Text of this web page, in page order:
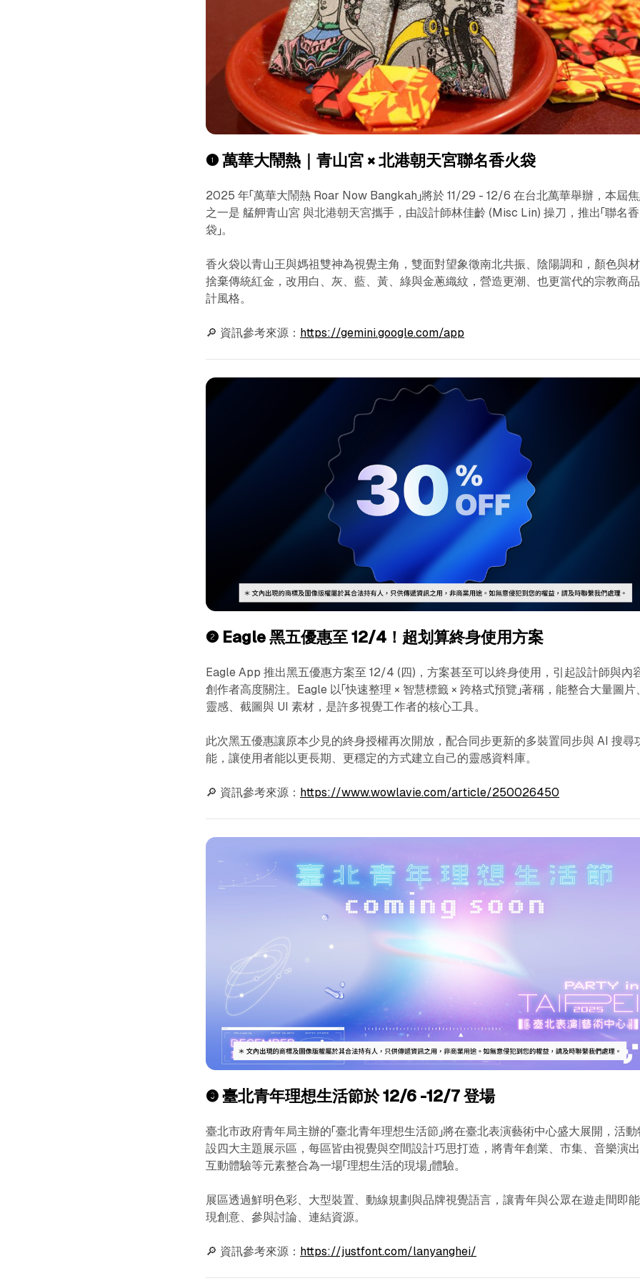
❶ 萬華大鬧熱｜青山宮 × 北港朝天宮聯名香火袋
2025 年「萬華大鬧熱 Roar Now Bangkah」將於 11/29 - 12/6 在台北萬華舉辦，本屆
之一是 艋舺青山宮 與北港朝天宮攜手，由設計師林佳齡 (Misc Lin) 操刀，推出「聯名
袋」。
香火袋以青山王與媽祖雙神為視覺主角，雙面對望象徵南北共振、陰陽調和，顏色與
捨棄傳統紅金，改用白、灰、藍、黃、綠與金蔥織紋，營造更潮、也更當代的宗教商
計風格。
🔎 資訊參考來源： https://gemini.google.com/app
❷ Eagle 黑五優惠至 12/4！超划算終身使用方案
Eagle App 推出黑五優惠方案至 12/4 (四)，方案甚至可以終身使用，引起設計師與內
創作者高度關注。Eagle 以「快速整理 × 智慧標籤 × 跨格式預覽」著稱，能整合大量圖片、
靈感、截圖與 UI 素材，是許多視覺工作者的核心工具。
此次黑五優惠讓原本少見的終身授權再次開放，配合同步更新的多裝置同步與 AI 搜尋
能，讓使用者能以更長期、更穩定的方式建立自己的靈感資料庫。
🔎 資訊參考來源： https://www.wowlavie.com/article/250026450
❸ 臺北青年理想生活節於 12/6 -12/7 登場
臺北市政府青年局主辦的「臺北青年理想生活節」將在臺北表演藝術中心盛大展開，活動
設四大主題展示區，每區皆由視覺與空間設計巧思打造，將青年創業、市集、音樂演出
互動體驗等元素整合為一場「理想生活的現場」體驗。
展區透過鮮明色彩、大型裝置、動線規劃與品牌視覺語言，讓青年與公眾在遊走間即
現創意、參與討論、連結資源。
🔎 資訊參考來源： https://justfont.com/lanyanghei/